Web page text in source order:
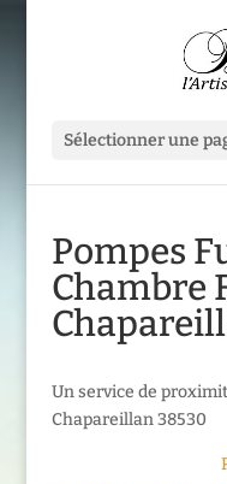
Sélectionner une
Pompes
Chambre
Un service de
Chapareillan 38530